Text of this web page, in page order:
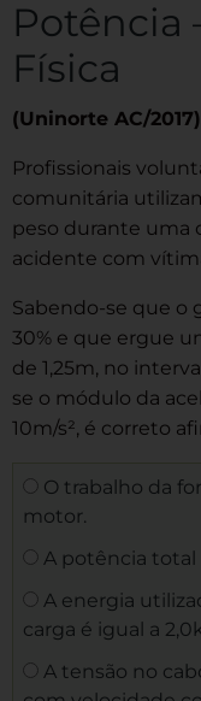
Potência
Física
(Uninorte AC/2017)
Profissionais
comunitária
peso durante uma
acidente com
Sabendo-se que
30% e que ergue
de 1,25m, no
se o módulo da
10m/s², é correto
O trabalho da
motor.
A potência total
A energia
carga é igual a
A tensão no